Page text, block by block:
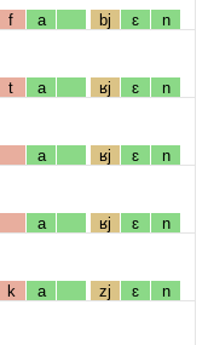
f a bj ɛ n
t a ʁj ɛ n
a ʁj ɛ n
a ʁj ɛ n
k a zj ɛ n